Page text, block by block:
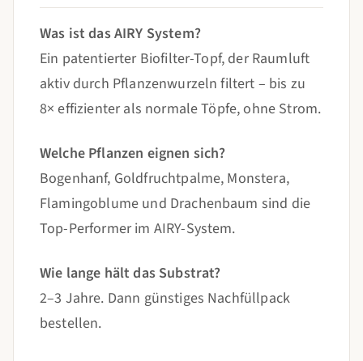
Was ist das AIRY System?
Ein patentierter Biofilter-Topf, der Raumluft
aktiv durch Pflanzenwurzeln filtert – bis zu
8× effizienter als normale Töpfe, ohne Strom.
Welche Pflanzen eignen sich?
Bogenhanf, Goldfruchtpalme, Monstera,
Flamingoblume und Drachenbaum sind die
Top-Performer im AIRY-System.
Wie lange hält das Substrat?
2–3 Jahre. Dann günstiges Nachfüllpack
bestellen.